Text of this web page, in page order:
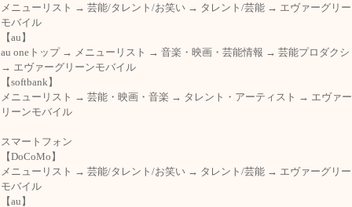
メニューリスト → 芸能/タレント/お笑い → タレント/芸能 → エヴァーグリー
モバイル
【au】
au oneトップ → メニューリスト → 音楽・映画・芸能情報 → 芸能プロダクシ
→ エヴァーグリーンモバイル
【softbank】
メニューリスト → 芸能・映画・音楽 → タレント・アーティスト → エヴァ
リーンモバイル
スマートフォン
【DoCoMo】
メニューリスト → 芸能/タレント/お笑い → タレント/芸能 → エヴァーグリー
モバイル
【au】